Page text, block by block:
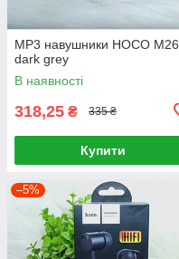
MP3 навушники HOCO M26
dark grey
В наявності
318,25 ₴ 335 ₴
Купити
–5%